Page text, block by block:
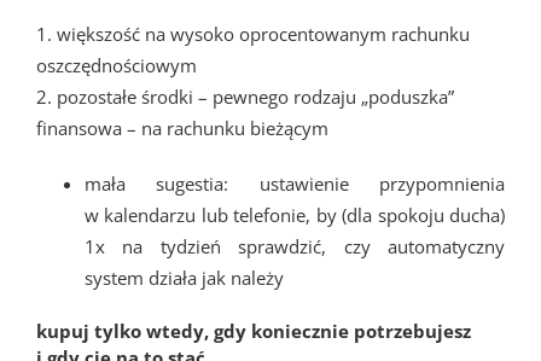
1. większość na wysoko oprocentowanym rachunku
oszczędnościowym
2. pozostałe środki – pewnego rodzaju „poduszka”
finansowa – na rachunku bieżącym
mała sugestia: ustawienie przypomnienia
w kalendarzu lub telefonie, by (dla spokoju ducha)
1x na tydzień sprawdzić, czy automatyczny
system działa jak należy
kupuj tylko wtedy, gdy koniecznie potrzebujesz